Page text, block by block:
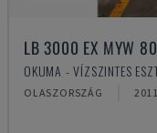
LB 3000 EX MYW
OKUMA - VÍZSZINTES
OLASZORSZÁG 2011